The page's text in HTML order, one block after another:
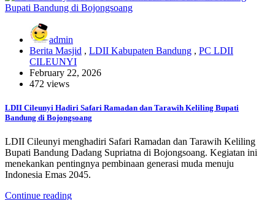
admin
Berita Masjid , LDII Kabupaten Bandung , PC LDII
CILEUNYI
February 22, 2026
472 views
LDII Cileunyi Hadiri Safari Ramadan dan Tarawih Keliling Bupati
Bandung di Bojongsoang
LDII Cileunyi menghadiri Safari Ramadan dan Tarawih Keliling
Bupati Bandung Dadang Supriatna di Bojongsoang. Kegiatan ini
menekankan pentingnya pembinaan generasi muda menuju
Indonesia Emas 2045.
Continue reading